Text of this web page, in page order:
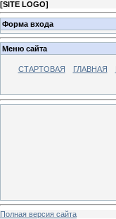
[SITE LOGO]
Форма входа
Меню сайта
СТАРТОВАЯ ГЛАВНАЯ
Полная версия сайта